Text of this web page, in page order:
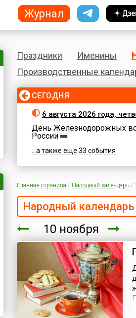
Праздники Именины
Производственные
СЕГОДНЯ
6 августа 2026 года,
День Железнодорожных
России
...а также еще 33 события
Главная страница / Народный календарь /
Народный календарь
10 ноября
Журнал